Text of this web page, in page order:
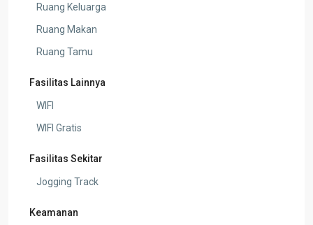
Ruang Keluarga
Ruang Makan
Ruang Tamu
Fasilitas Lainnya
WIFI
WIFI Gratis
Fasilitas Sekitar
Jogging Track
Keamanan